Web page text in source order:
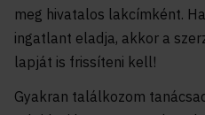
meg hivatalos lakcímként.
ingatlant eladja, akkor a
lapját is frissíteni kell!
Gyakran találkozom